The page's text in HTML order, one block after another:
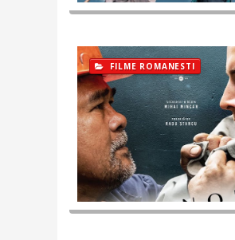
FILME ROMANESTI